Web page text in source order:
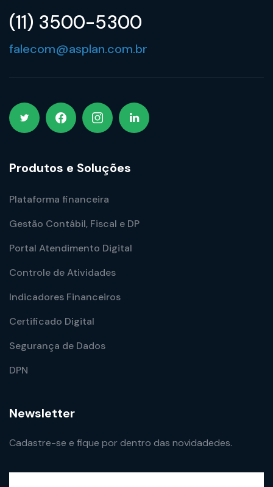
(11) 3500-5300
falecom@asplan.com.br
Produtos e Soluções
Plataforma financeira
Gestão Contábil, Fiscal e DP
Portal Atendimento Digital
Controle de Atividades
Indicadores Financeiros
Certificado Digital
Segurança de Dados
DPN
Newsletter
Cadastre-se e fique por dentro das novidadedes.